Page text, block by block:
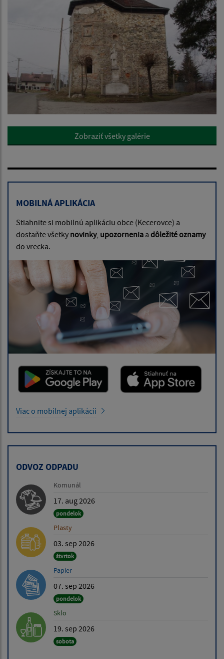
Zobraziť všetky galérie
MOBILNÁ APLIKÁCIA
Stiahnite si mobilnú aplikáciu obce (Kecerovce) a
dostaňte všetky novinky, upozornenia a dôležité oznamy
do vrecka.
Viac o mobilnej aplikácii
ODVOZ ODPADU
Komunál
17. aug 2026
pondelok
Plasty
03. sep 2026
štvrtok
Papier
07. sep 2026
pondelok
Sklo
19. sep 2026
sobota